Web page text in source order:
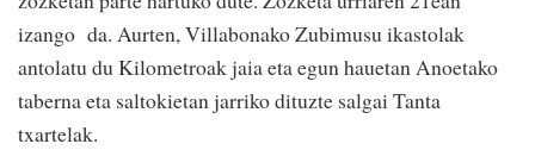
izango da. Aurten, Villabonako Zubimusu ikastolak
antolatu du Kilometroak jaia eta egun hauetan Anoetako
taberna eta saltokietan jarriko dituzte salgai Tanta
txartelak.